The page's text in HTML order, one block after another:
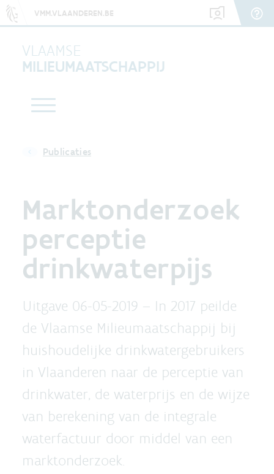
VMM.VLAANDEREN.BE
VLAAMSE
MILIEUMAATSCHAPPIJ
Publicaties
Marktonderzoek
perceptie
drinkwaterpijs
Uitgave 06-05-2019 – In 2017 peilde
de Vlaamse Milieumaatschappij bij
huishoudelijke drinkwatergebruikers
in Vlaanderen naar de perceptie van
drinkwater, de waterprijs en de wijze
van berekening van de integrale
waterfactuur door middel van een
marktonderzoek.